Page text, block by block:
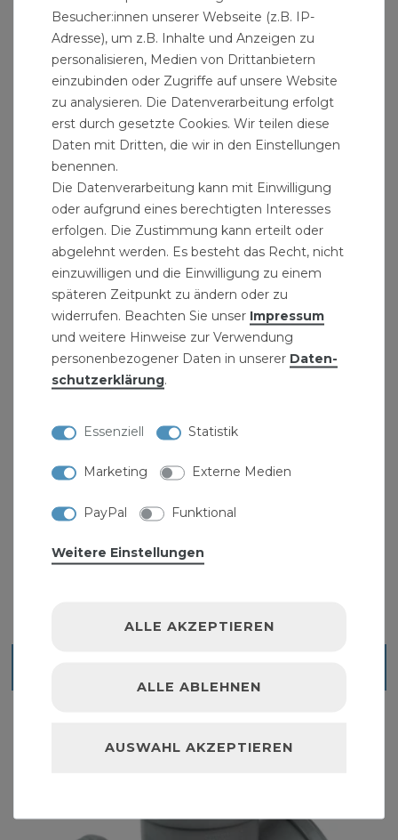
Übersicht HT Rohre
Installationsmaße: Das HT-Rohr DN40 hat einen
Innendurchmesser von 37 mm und einen
Aussendurchmesser von 40 mm. Die Nennweiten
des Abflussrohrs haben einen genormten
Durchmesser.
AnwendungsbereicheFür die Verlegung und
Bemessung gilt die DIN EN 12056 zusammen mit
der DIN 1986–100 (Ersatz für DIN 1986 Teil 1, 2
und 31). Die Rohre und Formstücke sind gegen
übliche Abwässer im Bereich ph2 bis ph12
beständig. In Sonderfällen ist die chemische
Beständigkeit dem Beiblatt der DIN 8078 zu
entnehmen. Sie dürfen nicht verwendet werden
Abwässer führen. Eine Verlegung im Erdreich ist
Einsatzbereiche der DIN 1986 Teil 4.
Besucher:innen unserer Webseite (z.B. IP-
Adresse), um z.B. Inhalte und Anzeigen zu
personalisieren, Medien von Drittanbietern
einzubinden oder Zugriffe auf unsere Website
zu analysieren. Die Datenverarbeitung erfolgt
erst durch gesetzte Cookies. Wir teilen diese
Daten mit Dritten, die wir in den Einstellungen
benennen.
Die Datenverarbeitung kann mit Einwilligung
oder aufgrund eines berechtigten Interesses
erfolgen. Die Zustimmung kann erteilt oder
abgelehnt werden. Es besteht das Recht, nicht
einzuwilligen und die Einwilligung zu einem
späteren Zeitpunkt zu ändern oder zu
widerrufen. Beachten Sie unser Impressum
und weitere Hinweise zur Verwendung
personenbezogener Daten in unserer Daten­
schutz­erklärung.
Essenziell Statistik
Marketing Externe Medien
PayPal Funktional
Weitere Einstellungen
ALLE AKZEPTIEREN
ALLE ABLEHNEN
AUSWAHL AKZEPTIEREN